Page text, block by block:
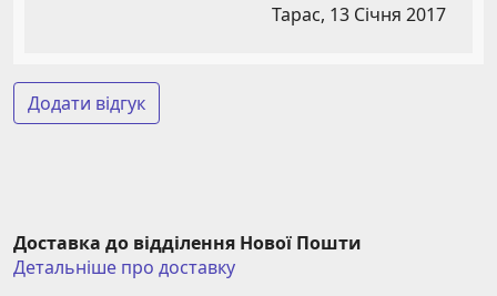
Тарас, 13 Січня 2017
Додати відгук
Доставка до відділення Нової Пошти
Детальніше про доставку